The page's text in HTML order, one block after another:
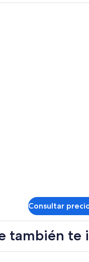
Consultar
también te
Bilbao by IHG